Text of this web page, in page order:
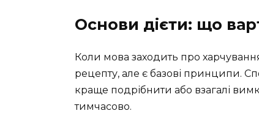
Основи дієти: що
Коли мова заходить про
рецепту, але є базові принципи.
краще подрібнити або взагалі
тимчасово.